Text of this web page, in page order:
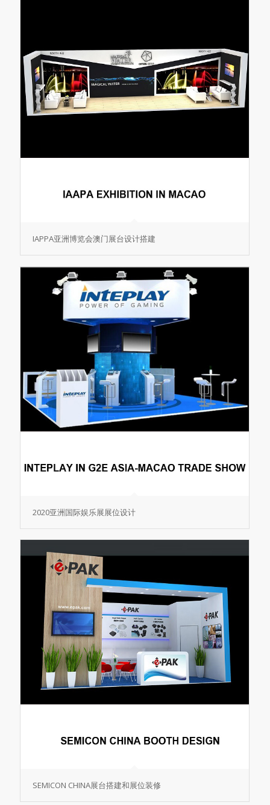
IAPPA亚洲博览会澳门展台设计搭建
2020亚洲国际娱乐展展位设计
SEMICON CHINA展台搭建和展位装修